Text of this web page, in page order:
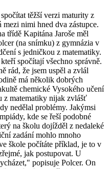
těžší verzi maturity z
nimi hned dva zástupce.
třídě Kapitána Jaroše měl
(na snímku) z gymnázia v
s jedničkou z matematiky.
spočítají všechno správně.
rád, že jsem uspěl a zvlál
má několik dobrých
chemické Vysokého učení
z matematiky nijak zvlášť
nedělal problémy. Jakýmsi
kde se řeší podobné
na školu dojížděl z nedaleké
zadání mohlo mnoho
škole počítáte příklad, je to v
jak postupovat. U
popisuje Polcer. On